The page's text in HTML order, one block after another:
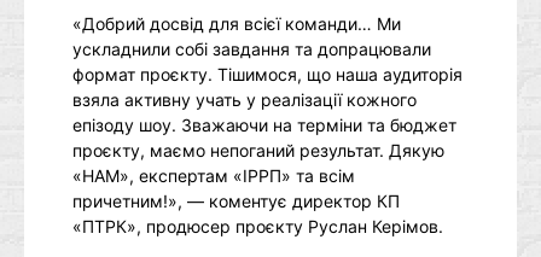
«Добрий досвід для всієї команди… Ми
ускладнили собі завдання та допрацювали
формат проєкту. Тішимося, що наша аудиторія
взяла активну учать у реалізації кожного
епізоду шоу. Зважаючи на терміни та бюджет
проєкту, маємо непоганий результат. Дякую
«НАМ», експертам «ІРРП» та всім
причетним!», — коментує директор КП
«ПТРК», продюсер проєкту Руслан Керімов.